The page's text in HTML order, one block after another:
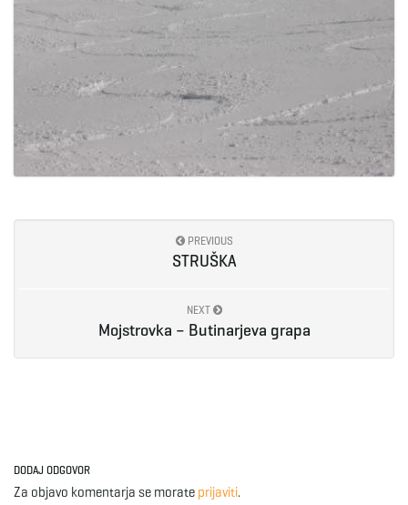
PREVIOUS
STRUŠKA
NEXT
Mojstrovka – Butinarjeva grapa
DODAJ ODGOVOR
Za objavo komentarja se morate prijaviti.